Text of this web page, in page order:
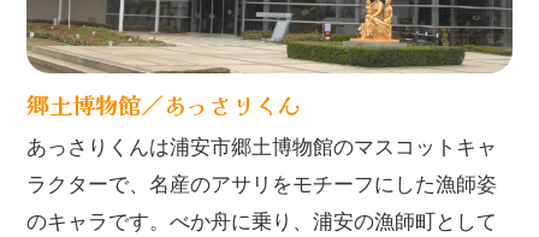
郷土博物館／あっさりくん
あっさりくんは浦安市郷土博物館のマスコットキャ
ラクターで、名産のアサリをモチーフにした漁師姿
のキャラです。べか舟に乗り、浦安の漁師町として